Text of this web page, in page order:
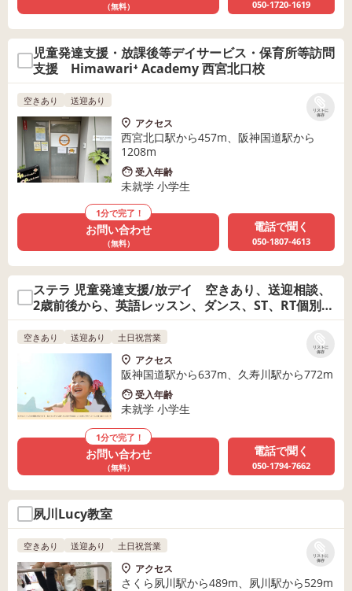
（無料） 050-1720-1619
児童発達支援・放課後等デイサービス・保育所等訪問
支援 Himawari⁺ Academy 西宮北口校
リストに
保存
空きあり 送迎あり
アクセス
西宮北口駅から457m、阪神国道駅から
1208m
受入年齢
未就学 小学生
1分で完了！
お問い合わせ
（無料）
電話で聞く
050-1807-4613
ステラ 児童発達支援/放デイ 空きあり、送迎相談、
2歳前後から、英語レッスン、ダンス、ST、RT個別対
応可能
リストに
保存
空きあり 送迎あり 土日祝営業
アクセス
阪神国道駅から637m、久寿川駅から772m
受入年齢
未就学 小学生
1分で完了！
お問い合わせ
（無料）
電話で聞く
050-1794-7662
夙川Lucy教室
リストに
保存
空きあり 送迎あり 土日祝営業
アクセス
さくら夙川駅から489m、夙川駅から529m